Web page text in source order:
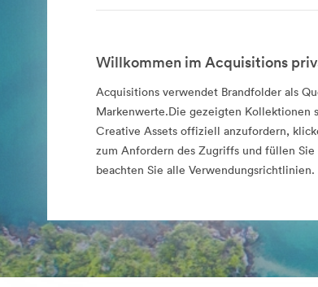
Willkommen im Acquisitions
Acquisitions verwendet Brandfolder als
Markenwerte.Die gezeigten Kollektionen
Creative Assets offiziell anzufordern,
zum Anfordern des Zugriffs und füllen Sie
beachten Sie alle Verwendungsrichtlinien.